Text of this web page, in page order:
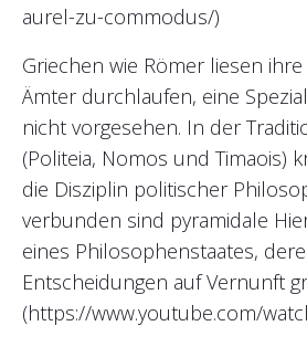
aurel-zu-commodus/)
Griechen wie Römer liesen
Ämter durchlaufen, eine
nicht vorgesehen. In der
(Politeia, Nomos und Timaois)
die Disziplin politischer
verbunden sind pyramidale
eines Philosophenstaates,
Entscheidungen auf Vernunft
(https://www.youtube.com/